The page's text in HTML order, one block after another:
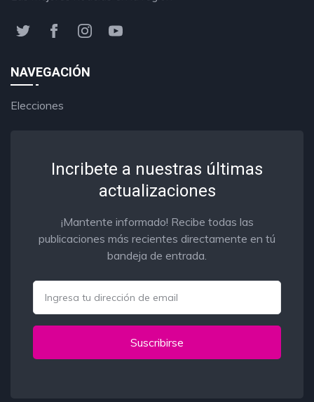
NAVEGACIÓN
Elecciones
Incribete a nuestras últimas
actualizaciones
¡Mantente informado! Recibe todas las
publicaciones más recientes directamente en tú
bandeja de entrada.
Suscribirse